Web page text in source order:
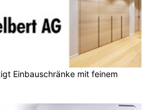
Einbauschränke mit feinem